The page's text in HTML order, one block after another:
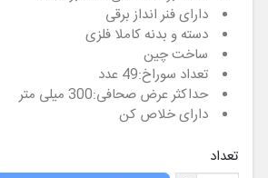
دارای فنر انداز برقی
دسته و بدنه کاملا فلزی
ساخت چین
تعداد سوراخ:49 عدد
حداکثر عرض صحافی:300 میلی متر
دارای خلاص کن
تعداد